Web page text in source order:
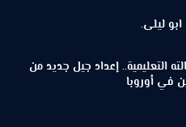
ليلى.
التعليمية.. إعداد جيل جديد من
في أوروبا